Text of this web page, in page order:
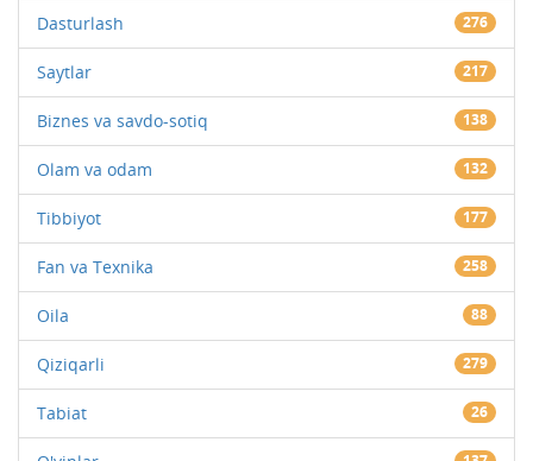
Dasturlash 276
Saytlar 217
Biznes va savdo-sotiq 138
Olam va odam 132
Tibbiyot 177
Fan va Texnika 258
Oila 88
Qiziqarli 279
Tabiat 26